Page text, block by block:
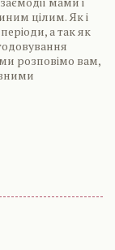
цілим. Як і
а так як
розповімо вам,